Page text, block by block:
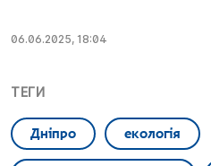
06.06.2025, 18:04
ТЕГИ
Дніпро екологія